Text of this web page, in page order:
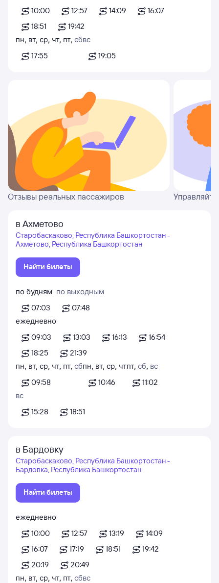
10:00
12:57 14:09
16:07
18:51
19:42
пн, вт, ср, чт, пт, сб
17:55
вс
19:05
Отзывы реальных пассажиров
в Ахметово
Старобаскаково, Республика Башкортостан -
Ахметово, Республика Башкортостан
Найти билеты
по будням
07:03
по выходным
07:48
ежедневно
09:03
13:03 16:13
16:54
18:25
21:39
пн, вт, ср, чт, пт, сб
09:58
пн, вт, ср, чт
10:46
пт, сб, вс
11:02
вс
15:28
18:51
в Бардовку
Старобаскаково, Республика Башкортостан -
Бардовка, Республика Башкортостан
Найти билеты
ежедневно
10:00
12:57 13:19
14:09
16:07
17:19 18:51
19:42
20:19
20:49
пн, вт, ср, чт, пт, сбвс